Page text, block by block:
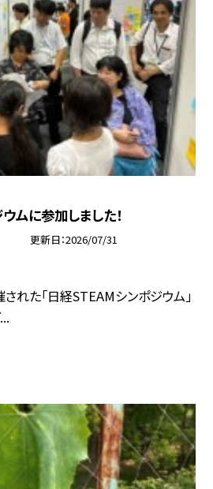
ムに参加しました！
更新日 2026/07/31
れた「日経STEAMシンポジウム」